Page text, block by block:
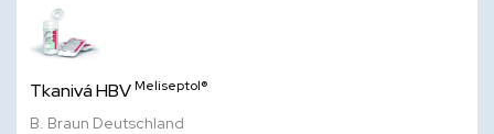
Tkanivá HBVMeliseptol®
B. Braun Deutschland